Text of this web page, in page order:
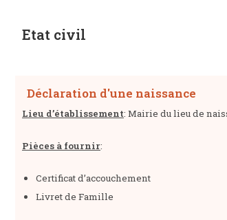
Etat civil
Déclaration d'une naissance
Lieu d’établissement: Mairie du lieu de
Pièces à fournir:
Certificat d’accouchement
Livret de Famille